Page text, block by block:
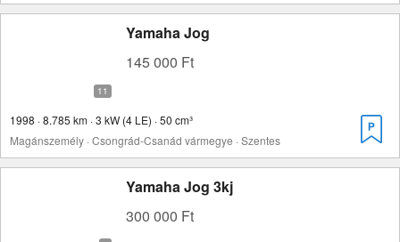
Yamaha Jog
145 000 Ft
1998 · 8.785 km · 3 kW (4 LE) · 50 cm³
Magánszemély · Csongrád-Csanád vármegye · Szentes
Yamaha Jog 3kj
300 000 Ft